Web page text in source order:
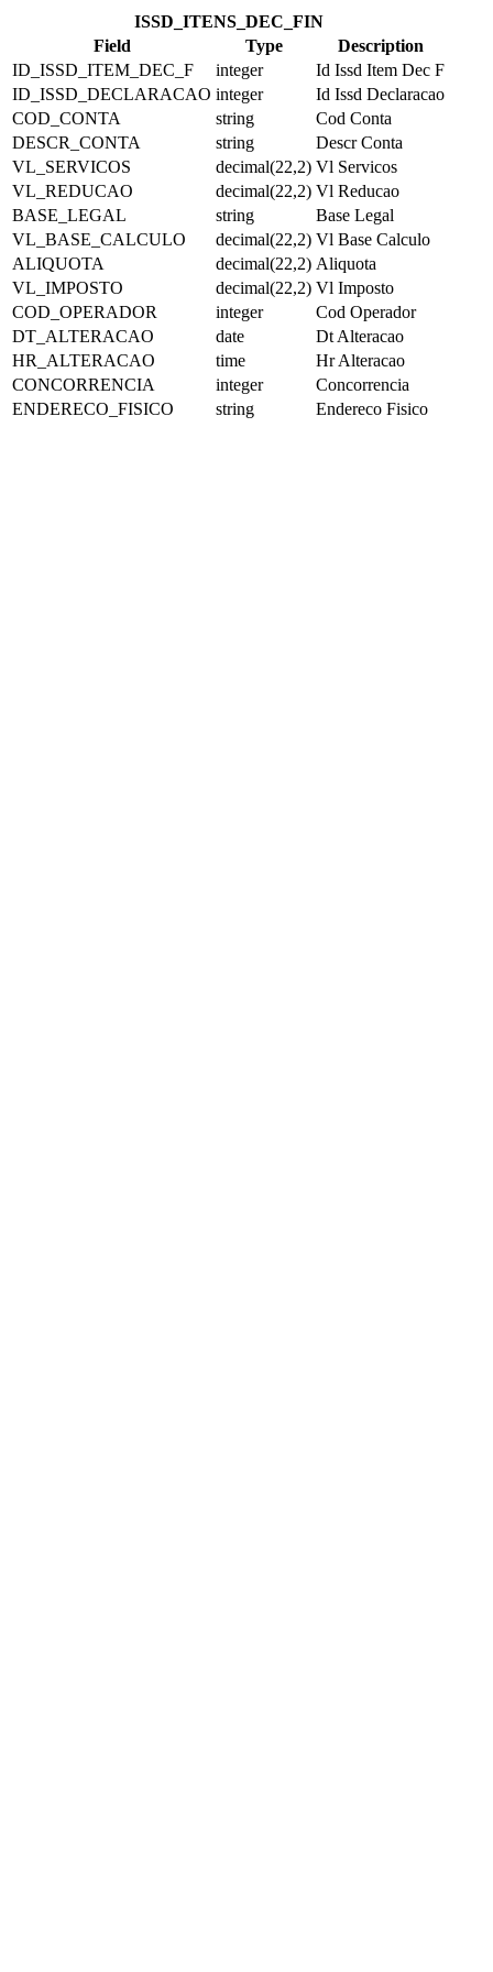
ISSD_ITENS_DEC_FIN
Field
Type
Description
ID_ISSD_ITEM_DEC_F
integer
Id Issd Item Dec F
ID_ISSD_DECLARACAO integer
Id Issd Declaracao
COD_CONTA
string
Cod Conta
DESCR_CONTA
string
Descr Conta
VL_SERVICOS
decimal(22,2) Vl Servicos
VL_REDUCAO
decimal(22,2) Vl Reducao
BASE_LEGAL
string
Base Legal
VL_BASE_CALCULO
decimal(22,2) Vl Base Calculo
ALIQUOTA
decimal(22,2) Aliquota
VL_IMPOSTO
decimal(22,2) Vl Imposto
COD_OPERADOR
integer
Cod Operador
DT_ALTERACAO
date
Dt Alteracao
HR_ALTERACAO
time
Hr Alteracao
CONCORRENCIA
integer
Concorrencia
ENDERECO_FISICO
string Endereco Fisico